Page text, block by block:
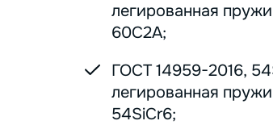
легированная
60С2А;
ГОСТ 14959-2016,
легированная
54SiCr6;